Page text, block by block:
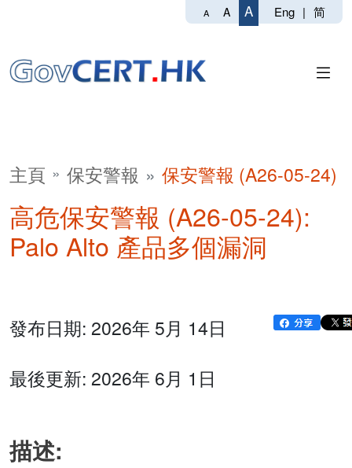
A A A Eng | 简
主頁 保安警報 保安警報 (A26-05-24)
高危保安警報 (A26-05-24):
Palo Alto 產品多個漏洞
發布日期: 2026年 5月 14日
最後更新: 2026年 6月 1日
描述: